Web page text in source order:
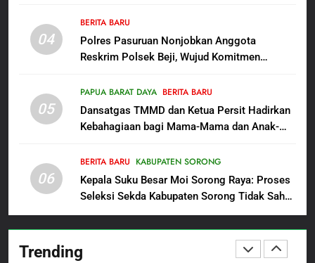
04
BERITA BARU
Polres Pasuruan Nonjobkan Anggota
Reskrim Polsek Beji, Wujud Komitmen
Penganiayaan
05
PAPUA BARAT DAYA BERITA BARU
Dansatgas TMMD dan Ketua Persit Hadirkan
Kebahagiaan bagi Mama-Mama dan Anak-
06
BERITA BARU KABUPATEN SORONG
Kepala Suku Besar Moi Sorong Raya: Proses
Seleksi Sekda Kabupaten Sorong Tidak Sah
dan Melanggar Aturan
Trending
Dukung Data Nasional, Lapas
Kelas IIB Sorong Gelar Sensus
1
Polres Pasuruan Mutasi Tiga
Efektivitas dan Kelancaran
Proses Penyidikan
BERITA BARU
Perkuat Sinergitas Ulama dan
Umara Melalui Program Rabu